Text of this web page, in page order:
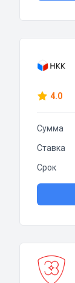
4.0
Сумма
Ставка
Срок